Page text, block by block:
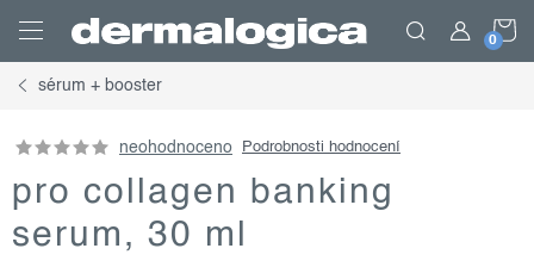
obsah
sérum + booster
neohodnoceno Podrobnosti hodnocení
pro collagen banking
serum, 30 ml